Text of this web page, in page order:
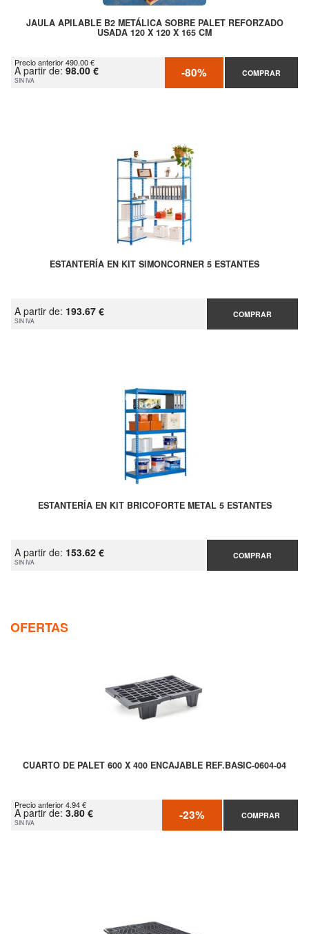
JAULA APILABLE B2 METÁLICA SOBRE PALET REFORZADO
USADA 120 X 120 X 165 CM
Precio anterior 490.00 €
A partir de: 98.00 €
SIN IVA -80% COMPRAR
ESTANTERÍA EN KIT SIMONCORNER 5 ESTANTES
A partir de: 193.67 €
SIN IVA
COMPRAR
ESTANTERÍA EN KIT BRICOFORTE METAL 5 ESTANTES
A partir de: 153.62 €
SIN IVA
COMPRAR
OFERTAS
CUARTO DE PALET 600 X 400 ENCAJABLE REF.BASIC-0604-04
Precio anterior 4.94 €
A partir de: 3.80 €
SIN IVA -23% COMPRAR